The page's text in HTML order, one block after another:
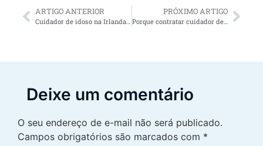
ARTIGO ANTERIOR
Cuidador de idoso na Irlanda: como contratar?
PRÓXIMO ARTIGO
Porque contratar cuidador de idosos Baixada Fluminense oferece alívio para os familiares do idoso
Deixe um comentário
O seu endereço de e-mail não será publicado.
Campos obrigatórios são marcados com *